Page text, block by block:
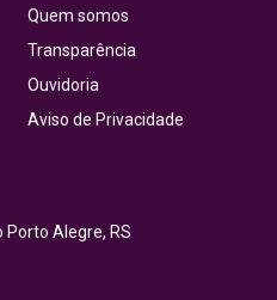
Quem somos
Transparência
Ouvidoria
Aviso de Privacidade
Porto Alegre, RS